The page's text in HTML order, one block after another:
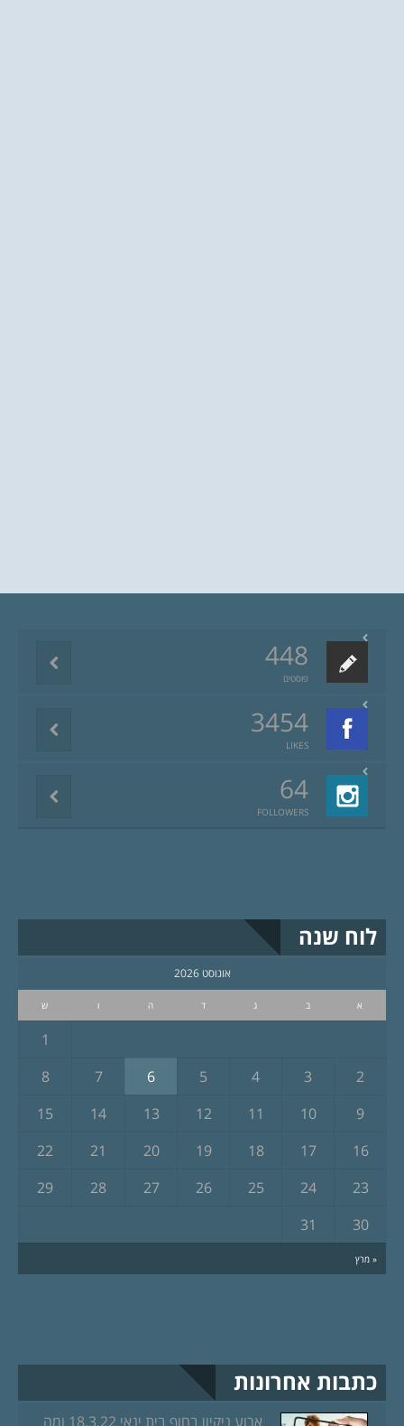
448
פוסטים
3454
LIKES
64
FOLLOWERS
לוח שנה
אוגוסט 2026
א ב ג ד ה ו ש
« מרץ
1
2
3
4
5
6
7
8
9
10
11
12
13
14
15
16
17
18
19
20
21
22
23
24
25
26
27
28
29
30
31
כתבות אחרונות
ארוע ניקיון בחוף בית ינאי 18.3.22 ומה